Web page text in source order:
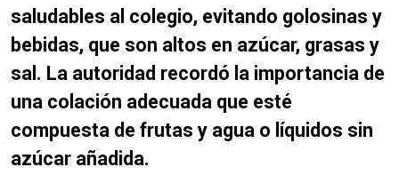
saludables al colegio, evitando golosinas y
bebidas, que son altos en azúcar, grasas y
sal. La autoridad recordó la importancia de
una colación adecuada que esté
compuesta de frutas y agua o líquidos sin
azúcar añadida.